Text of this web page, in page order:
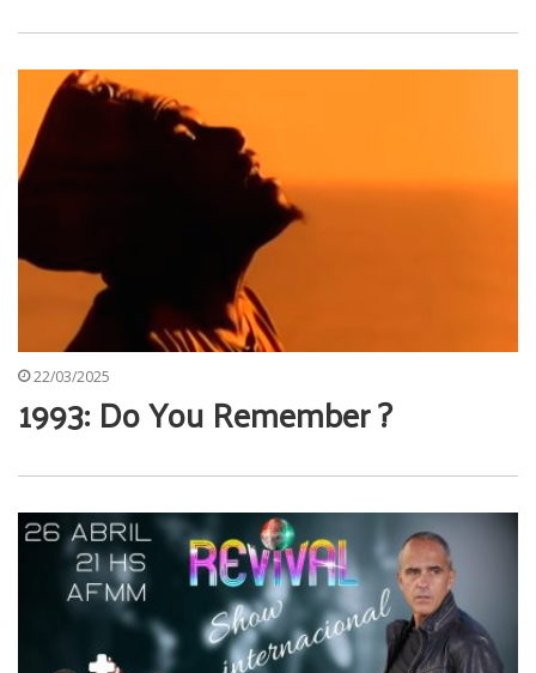
22/03/2025
1993: Do You Remember ?